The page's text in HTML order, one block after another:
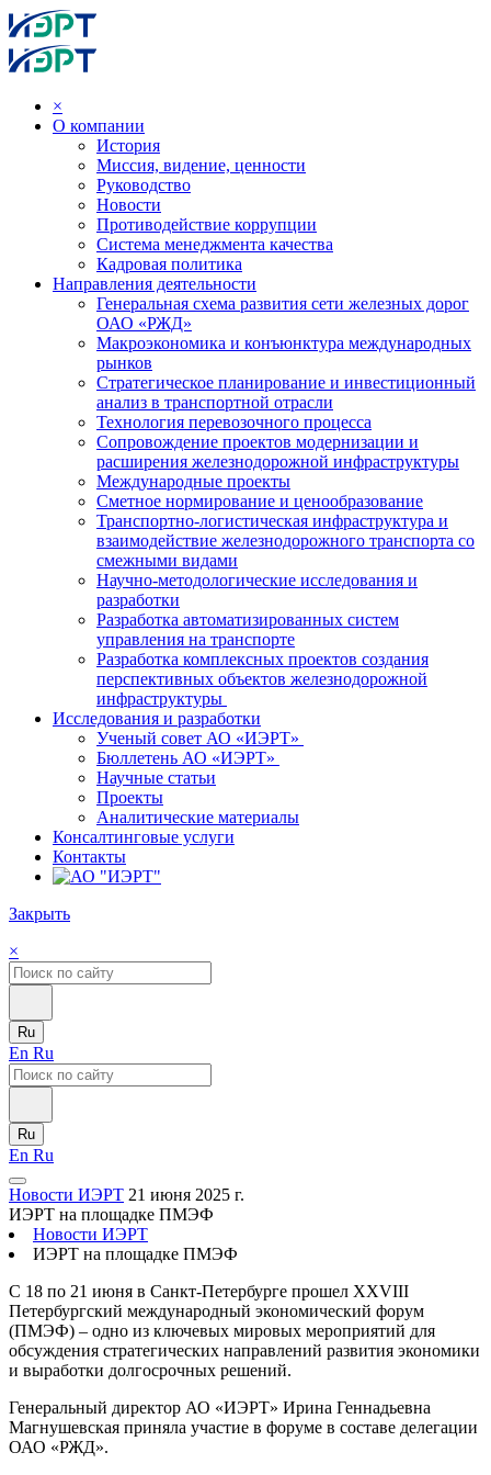
×
О компании
История
Миссия, видение, ценности
Руководство
Новости
Противодействие коррупции
Система менеджмента качества
Кадровая политика
Направления деятельности
Генеральная схема развития сети железных дорог
ОАО «РЖД»
Макроэкономика и конъюнктура международных
рынков
Стратегическое планирование и инвестиционный
анализ в транспортной отрасли
Технология перевозочного процесса
Сопровождение проектов модернизации и
расширения железнодорожной инфраструктуры
Международные проекты
Сметное нормирование и ценообразование
Транспортно-логистическая инфраструктура и
взаимодействие железнодорожного транспорта со
смежными видами
Научно-методологические исследования и
разработки
Разработка автоматизированных систем
управления на транспорте
Разработка комплексных проектов создания
перспективных объектов железнодорожной
инфраструктуры
Исследования и разработки
Ученый совет АО «ИЭРТ»
Бюллетень АО «ИЭРТ»
Научные статьи
Проекты
Аналитические материалы
Консалтинговые услуги
Контакты
Закрыть
×
Ru
En Ru
Ru
En Ru
Новости ИЭРТ 21 июня 2025 г.
ИЭРТ на площадке ПМЭФ
Новости ИЭРТ
ИЭРТ на площадке ПМЭФ
С 18 по 21 июня в Санкт-Петербурге прошел XXVIII
Петербургский международный экономический форум
(ПМЭФ) – одно из ключевых мировых мероприятий для
обсуждения стратегических направлений развития экономики
и выработки долгосрочных решений.
Генеральный директор АО «ИЭРТ» Ирина Геннадьевна
Магнушевская приняла участие в форуме в составе делегации
ОАО «РЖД».